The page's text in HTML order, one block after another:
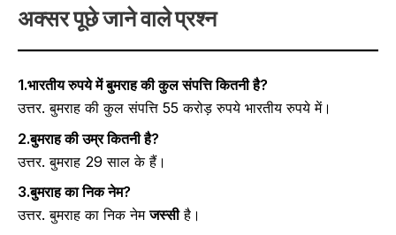
अक्सर पूछे जाने वाले प्रश्न
1.भारतीय रुपये में बुमराह की कुल संपत्ति कितनी है?
उत्तर. बुमराह की कुल संपत्ति 55 करोड़ रुपये भारतीय रुपये में।
2.बुमराह की उम्र कितनी है?
उत्तर. बुमराह 29 साल के हैं।
3.बुमराह का निक नेम?
उत्तर. बुमराह का निक नेमजस्सीहै।